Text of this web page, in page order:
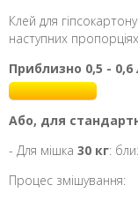
Клей для
наступних
Приблизно 0,5 - 0,6
Або, для
- Для мішка 30 кг:
Процес змішування: